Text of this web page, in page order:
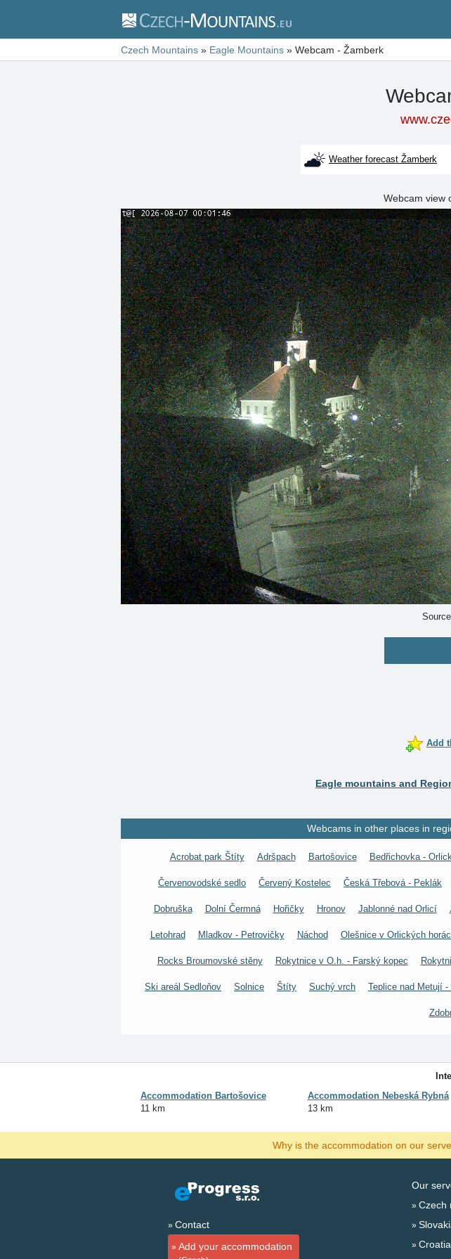
Czech Mountains » Eagle Mountains » Webcam - Žamberk
Weather forecast Žamberk
Webcam view
Add
Eagle mountains and
Webcams in other places in
Acrobat park Štíty Adršpach Bartošovice Bedřichovka -
Červenovodské sedlo Červený Kostelec Česká Třebová - Peklák
Dobruška Dolní Čermná Hořičky Hronov Jablonné nad Orlicí
Letohrad Mladkov - Petrovičky Náchod Olešnice v Orlických
Rocks Broumovské stěny Rokytnice v O.h. - Farský kopec
Ski areál Sedloňov Solnice Štíty Suchý vrch Teplice nad Metují -
Accommodation Bartošovice
11 km
Accommodation Nebeská Rybná
13 km
Why is the accommodation on our
Contact
Add your accommodation
Our
Czech